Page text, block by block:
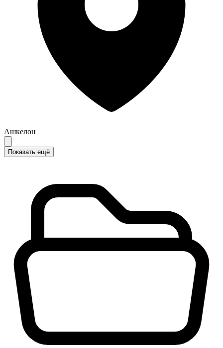
Ашкелон
Показать ещё